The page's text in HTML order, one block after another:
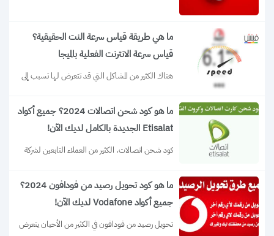
ما هي طريقة قياس سرعة النت الحقيقية؟
قياس سرعة الانترنت الفعلية بالميجا
ما هو كود شحن اتصالات 2024؟ جميع أكواد
Etisalat الجديدة بالكامل لديك الآن!
ما هو كود تحويل رصيد من فودافون 2024؟
جميع أكواد Vodafone لديك الآن!